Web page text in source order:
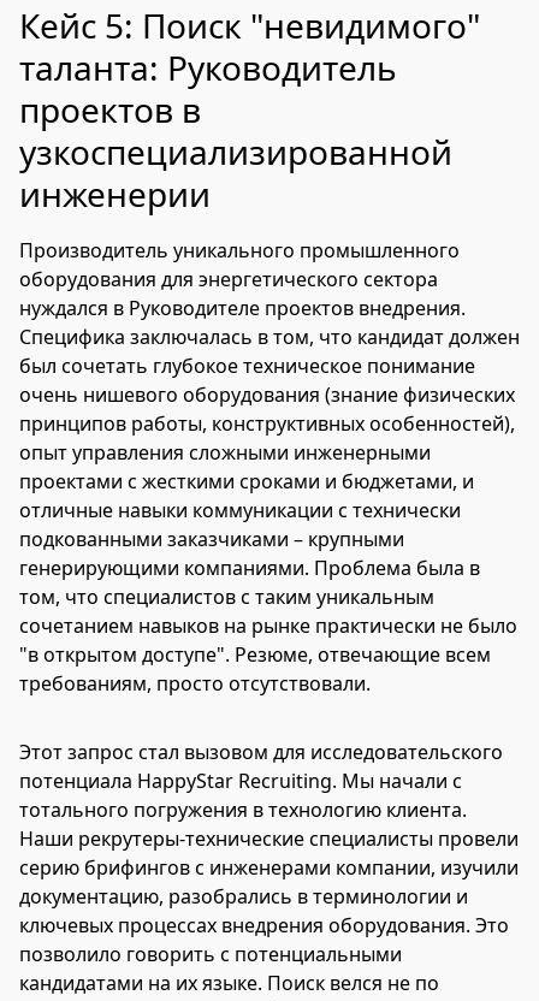
Кейс 5: Поиск "невидимого"
таланта: Руководитель
проектов в
узкоспециализированной
инженерии
Производитель уникального промышленного
оборудования для энергетического сектора
нуждался в Руководителе проектов внедрения.
Специфика заключалась в том, что кандидат должен
был сочетать глубокое техническое понимание
очень нишевого оборудования (знание физических
принципов работы, конструктивных особенностей),
опыт управления сложными инженерными
проектами с жесткими сроками и бюджетами, и
отличные навыки коммуникации с технически
подкованными заказчиками – крупными
генерирующими компаниями. Проблема была в
том, что специалистов с таким уникальным
сочетанием навыков на рынке практически не было
"в открытом доступе". Резюме, отвечающие всем
требованиям, просто отсутствовали.
Этот запрос стал вызовом для исследовательского
потенциала HappyStar Recruiting. Мы начали с
тотального погружения в технологию клиента.
Наши рекрутеры-технические специалисты провели
серию брифингов с инженерами компании, изучили
документацию, разобрались в терминологии и
ключевых процессах внедрения оборудования. Это
позволило говорить с потенциальными
кандидатами на их языке. Поиск велся не по